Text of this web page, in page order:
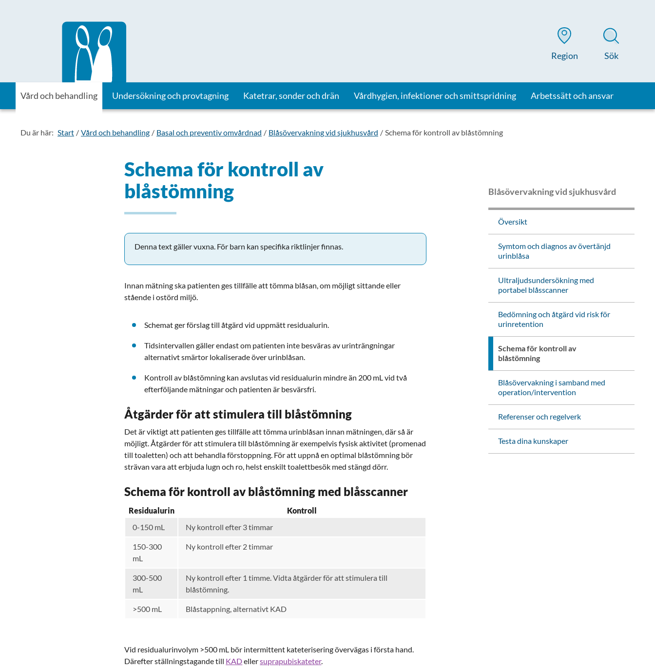
Till startsidan för Vårdhandboken
Region Sök
Vård och behandling Undersökning och provtagning Katetrar, sonder och drän Vårdhygien, infektioner och smittspridning Arbetssätt och ansvar
Du är här: Start Vård och behandling Basal och preventiv omvårdnad Blåsövervakning vid sjukhusvård Schema för kontroll av blåstömning
Schema för kontroll av
blåstömning
Denna text gäller vuxna. För barn kan specifika riktlinjer finnas.
Innan mätning ska patienten ges tillfälle att tömma blåsan, om möjligt sittande eller
stående i ostörd miljö.
Schemat ger förslag till åtgärd vid uppmätt residualurin.
Tidsintervallen gäller endast om patienten inte besväras av urinträngningar
alternativt smärtor lokaliserade över urinblåsan.
Kontroll av blåstömning kan avslutas vid residualurin mindre än 200 mL vid två
efterföljande mätningar och patienten är besvärsfri.
Åtgärder för att stimulera till blåstömning
Det är viktigt att patienten ges tillfälle att tömma urinblåsan innan mätningen, där så är
möjligt. Åtgärder för att stimulera till blåstömning är exempelvis fysisk aktivitet (promenad
till toaletten) och att behandla förstoppning. För att uppnå en optimal blåstömning bör
strävan vara att erbjuda lugn och ro, helst enskilt toalettbesök med stängd dörr.
Schema för kontroll av blåstömning med blåsscanner
Residualurin
Kontroll
0-150 mL
Ny kontroll efter 3 timmar
150-300
mL
Ny kontroll efter 2 timmar
300-500
mL
Ny kontroll efter 1 timme. Vidta åtgärder för att stimulera till
blåstömning.
>500 mL Blåstappning, alternativt KAD
Vid residualurinvolym >500 mL bör intermittent kateterisering övervägas i första hand.
Därefter ställningstagande till KADellersuprapubiskateter.
Blåsövervakning vid sjukhusvård
Översikt
Symtom och diagnos av övertänjd
urinblåsa
Ultraljudsundersökning med
portabel blåsscanner
Bedömning och åtgärd vid risk för
urinretention
Schema för kontroll av
blåstömning
Blåsövervakning i samband med
operation/intervention
Referenser och regelverk
Testa dina kunskaper